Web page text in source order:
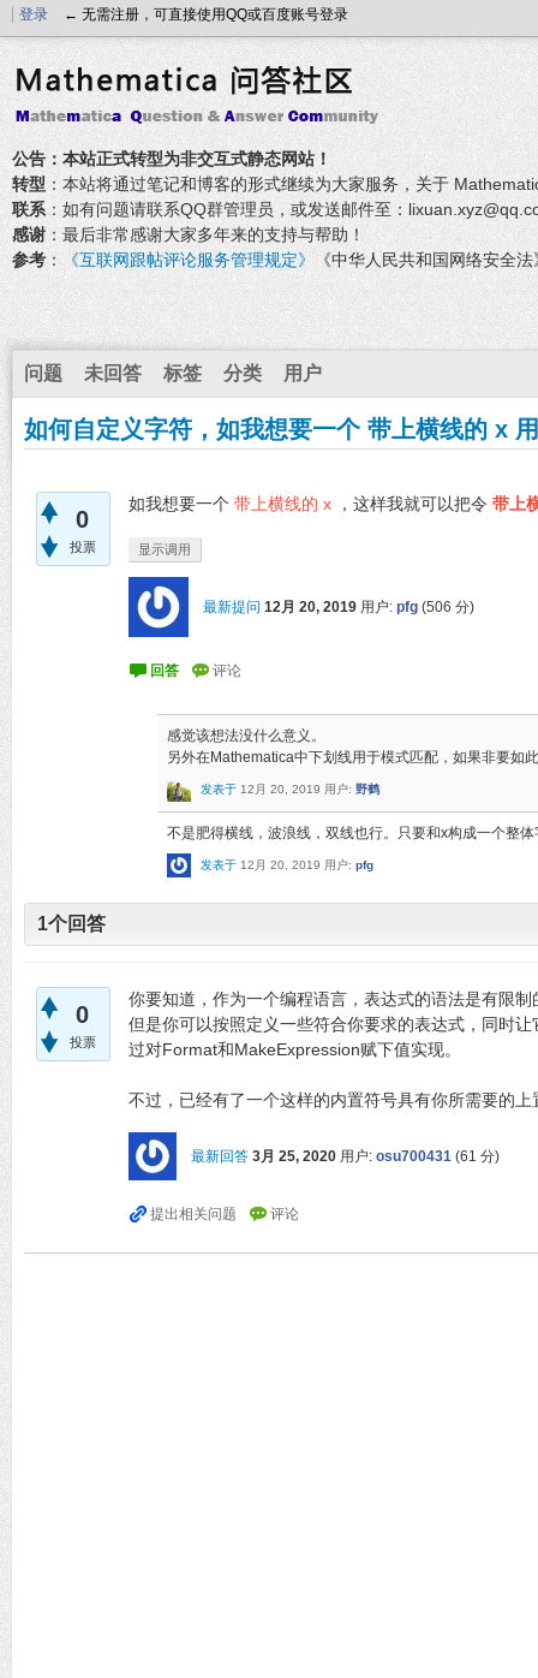
登录 ← 无需注册，可直接使用QQ或百度账号登录
公告：本站正式转型为非交互式静态网站！
转型 ：本站将通过笔记和博客的形式继续为大家服务，关于
联系 ：如有问题请联系QQ群管理员，或发送邮件至：
感谢 ：最后非常感谢大家多年来的支持与帮助！
参考 ： 《互联网跟帖评论服务管理规定》 《中华人民共和国网络安全
问题 未回答 标签 分类 用户
如何自定义字符，如我想要一个 带上横线的 x
0
投票
如我想要一个 带上横线的 x ，这样我就可以把令 带上
显示调用
最新提问 12月 20, 2019 用户: pfg (506 分)
感觉该想法没什么意义。
另外在Mathematica中下划线用于模式匹配，如果非要如
发表于 12月 20, 2019 用户: 野鹤
不是肥得横线，波浪线，双线也行。只要和x构成一个整
发表于 12月 20, 2019 用户: pfg
1个回答
0
投票
你要知道，作为一个编程语言，表达式的语法是有限
但是你可以按照定义一些符合你要求的表达式，同时
过对Format和MakeExpression赋下值实现。
不过，已经有了一个这样的内置符号具有你所需要的
最新回答 3月 25, 2020 用户: osu700431 (61 分)